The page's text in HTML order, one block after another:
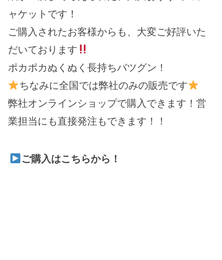
ャケットです！
ご購入されたお客様からも、大変ご好評いた
だいております
ポカポカぬくぬく長持ちバツグン！
ちなみに全国では弊社のみの販売です
弊社オンラインショップで購入できます！営
業担当にも直接発注もできます！！
ご購入はこちらから！